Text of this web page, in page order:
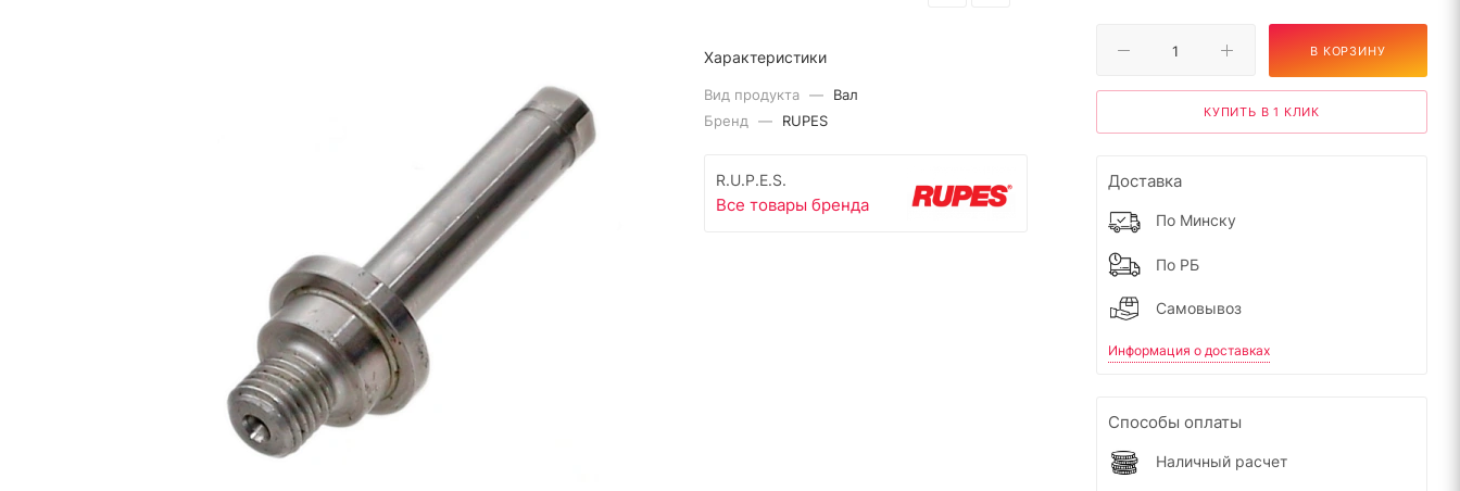
Характеристики
Вид продукта —
Вал
Бренд
— RUPES
R.U.P.E.S.
Все товары бренда
В КОРЗИНУ
КУПИТЬ В 1 КЛИК
Доставка
По Минску
По РБ
Самовывоз
Информация о доставках
Способы оплаты
Наличный расчет